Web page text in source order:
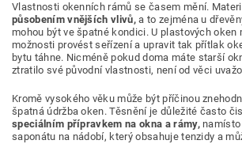
Vlastnosti okenních rámů se časem mění.
působením vnějších vlivů, a to zejména u
mohou být ve špatné kondici. U plastových oken
možnosti provést seřízení a upravit tak přítlak
bytu táhne. Nicméně pokud doma máte starší
ztratilo své původní vlastnosti, není od věci
Kromě vysokého věku může být příčinou
špatná údržba oken. Těsnění je důležité často
speciálním přípravkem na okna a rámy,namísto
saponátu na nádobí, který obsahuje tenzidy a